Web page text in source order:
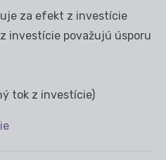
za efekt z investície
investície považujú úsporu
tok z investície)